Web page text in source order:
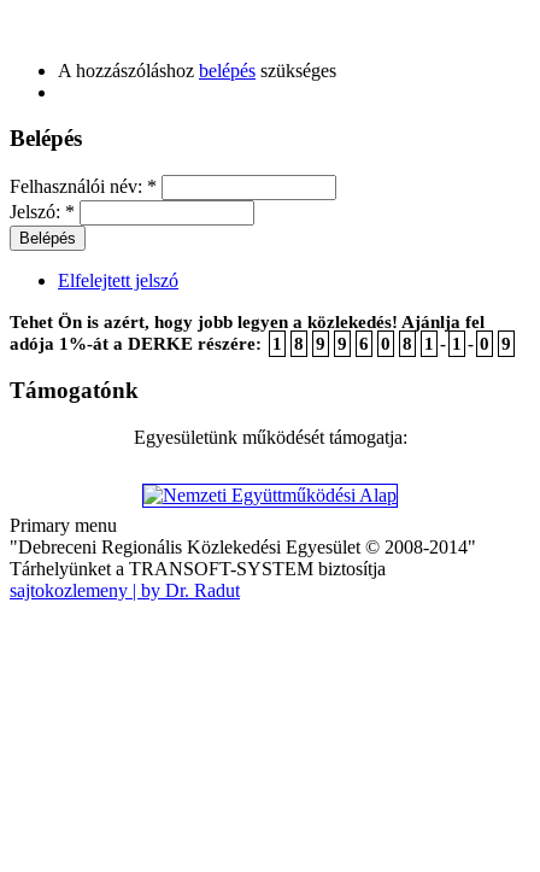
A hozzászóláshoz belépés szükséges
Belépés
Felhasználói név: *
Jelszó: *
Elfelejtett jelszó
Tehet Ön is azért, hogy jobb legyen a közlekedés! Ajánlja fel
adója 1%-át a DERKE részére:
1 8 9 9 6 0 8 1 - 1 - 0 9
Támogatónk
Egyesületünk működését támogatja:
Primary menu
"Debreceni Regionális Közlekedési Egyesület © 2008-2014"
Tárhelyünket a TRANSOFT-SYSTEM biztosítja
sajtokozlemeny | by Dr. Radut